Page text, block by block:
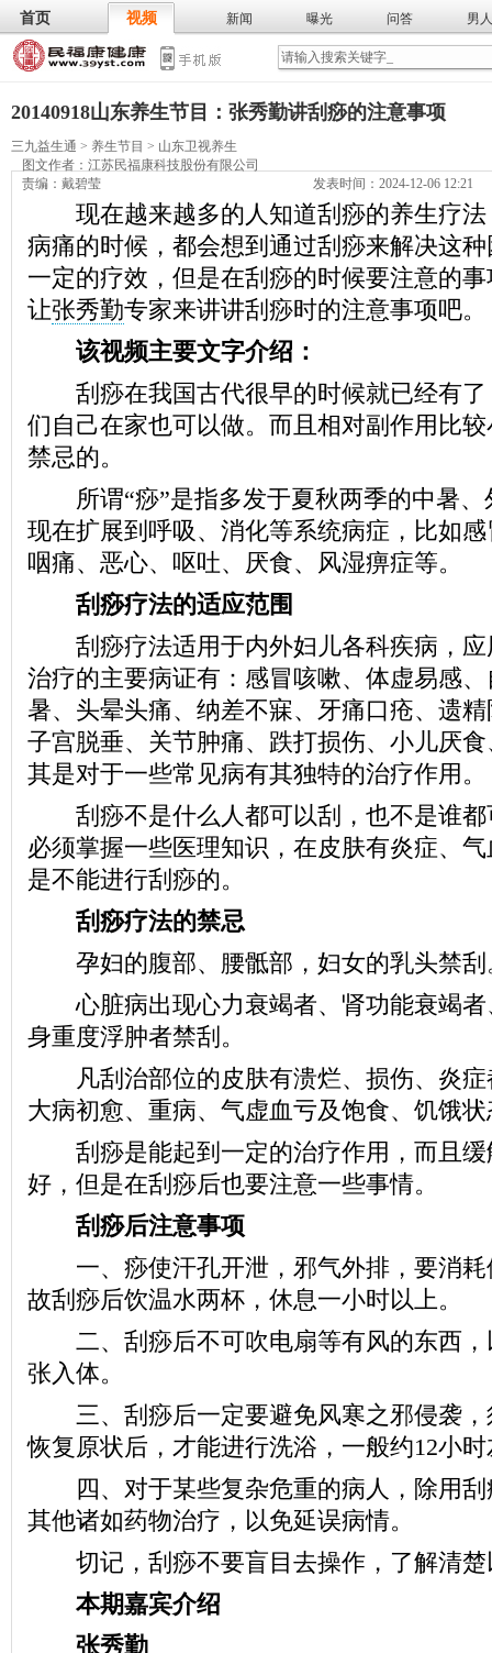
首页 视频 新闻 曝光 问答 男人
武术 气功 膳食 食谱 营养
20140918山东养生节目：张秀勤讲刮痧的注意事项
三九益生通 > 养生节目 > 山东卫视养生
图文作者： 江苏民福康科技股份有限公司
责编：戴碧莹
发表时间：2024-12-06 12:21
现在越来越多的人知道刮痧的养生疗法
病痛的时候，都会想到通过刮痧来解决这
一定的疗效，但是在刮痧的时候要注意的
让张秀勤专家来讲讲刮痧时的注意事项吧。
该视频主要文字介绍：
刮痧在我国古代很早的时候就已经有了
们自己在家也可以做。而且相对副作用比
禁忌的。
所谓“痧”是指多发于夏秋两季的中暑、
现在扩展到呼吸、消化等系统病症，比如
咽痛、恶心、呕吐、厌食、风湿痹症等。
刮痧疗法的适应范围
刮痧疗法适用于内外妇儿各科疾病，应
治疗的主要病证有：感冒咳嗽、体虚易感
暑、头晕头痛、纳差不寐、牙痛口疮、遗
子宫脱垂、关节肿痛、跌打损伤、小儿厌
其是对于一些常见病有其独特的治疗作用。
刮痧不是什么人都可以刮，也不是谁都
必须掌握一些医理知识，在皮肤有炎症、
是不能进行刮痧的。
刮痧疗法的禁忌
孕妇的腹部、腰骶部，妇女的乳头禁刮
心脏病出现心力衰竭者、肾功能衰竭者
身重度浮肿者禁刮。
凡刮治部位的皮肤有溃烂、损伤、炎症
大病初愈、重病、气虚血亏及饱食、饥饿
刮痧是能起到一定的治疗作用，而且缓
好，但是在刮痧后也要注意一些事情。
刮痧后注意事项
一、痧使汗孔开泄，邪气外排，要消耗
故刮痧后饮温水两杯，休息一小时以上。
二、刮痧后不可吹电扇等有风的东西，
张入体。
三、刮痧后一定要避免风寒之邪侵袭，
恢复原状后，才能进行洗浴，一般约12小
四、对于某些复杂危重的病人，除用刮
其他诸如药物治疗，以免延误病情。
切记，刮痧不要盲目去操作，了解清楚
本期嘉宾介绍
张秀勤